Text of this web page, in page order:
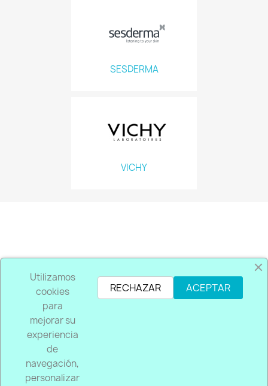
SESDERMA
VICHY
NOSOTROS 
SU CUENTA
INFORMACIÓN DE LA TIENDA
Utilizamos
cookies
para
mejorar su
experiencia
de
navegación,
personalizar
ACEPTAR
RECHAZAR